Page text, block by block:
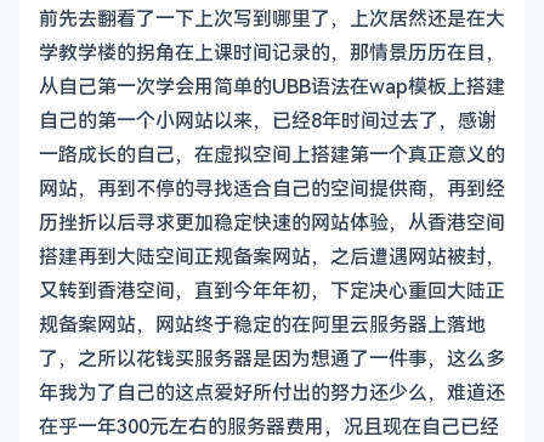
前先去翻看了一下上次写到哪里了，上次居然还是在大
学教学楼的拐角在上课时间记录的，那情景历历在目，
从自己第一次学会用简单的UBB语法在wap模板上搭建
自己的第一个小网站以来，已经8年时间过去了，感谢
一路成长的自己，在虚拟空间上搭建第一个真正意义的
网站，再到不停的寻找适合自己的空间提供商，再到经
历挫折以后寻求更加稳定快速的网站体验，从香港空间
搭建再到大陆空间正规备案网站，之后遭遇网站被封，
又转到香港空间，直到今年年初，下定决心重回大陆正
规备案网站，网站终于稳定的在阿里云服务器上落地
了，之所以花钱买服务器是因为想通了一件事，这么多
年我为了自己的这点爱好所付出的努力还少么，难道还
在乎一年300元左右的服务器费用，况且现在自己已经